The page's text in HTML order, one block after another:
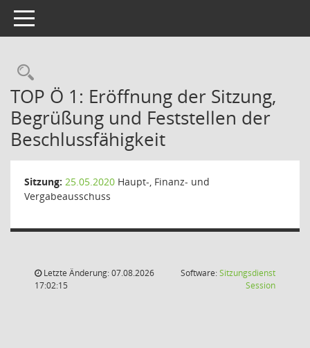
Toggle navigation
Rechercheauswahl
TOP Ö 1: Eröffnung der Sitzung,
Begrüßung und Feststellen der
Beschlussfähigkeit
Sitzung: 25.05.2020 Haupt-, Finanz- und
Vergabeausschuss
Letzte Änderung: 07.08.2026
17:02:15
Software:Sitzungsdienst
Session(Wird in